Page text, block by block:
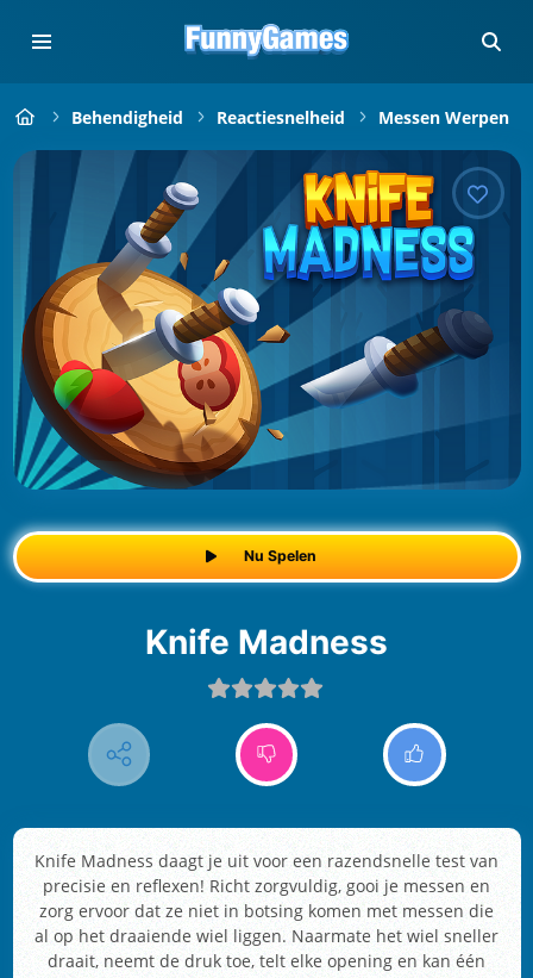
Behendigheid Reactiesnelheid Messen Werpen
Nu Spelen
Knife Madness
Knife Madness daagt je uit voor een razendsnelle test van
precisie en reflexen! Richt zorgvuldig, gooi je messen en
zorg ervoor dat ze niet in botsing komen met messen die
al op het draaiende wiel liggen. Naarmate het wiel sneller
draait, neemt de druk toe, telt elke opening en kan één